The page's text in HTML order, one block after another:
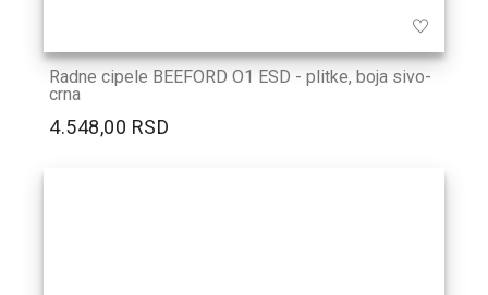
Radne cipele BEEFORD O1 ESD - plitke, boja sivo-
crna
4.548,00 RSD